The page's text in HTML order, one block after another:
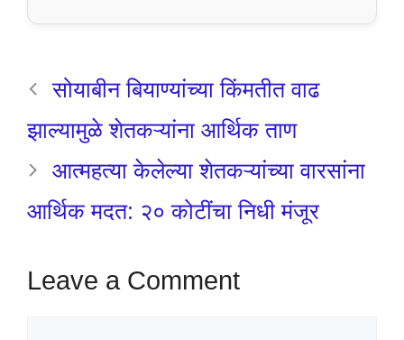
सोयाबीन बियाण्यांच्या किंमतीत वाढ
झाल्यामुळे शेतकऱ्यांना आर्थिक ताण
आत्महत्या केलेल्या शेतकऱ्यांच्या वारसांना
आर्थिक मदत: २० कोटींचा निधी मंजूर
Leave a Comment